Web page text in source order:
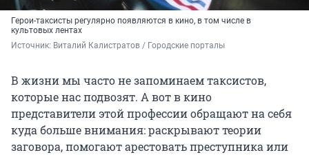
Герои-таксисты регулярно появляются в кино, в том числе в
культовых лентах
Источник: Виталий Калистратов / Городские порталы
В жизни мы часто не запоминаем таксистов,
которые нас подвозят. А вот в кино
представители этой профессии обращают на себя
куда больше внимания: раскрывают теории
заговора, помогают арестовать преступника или